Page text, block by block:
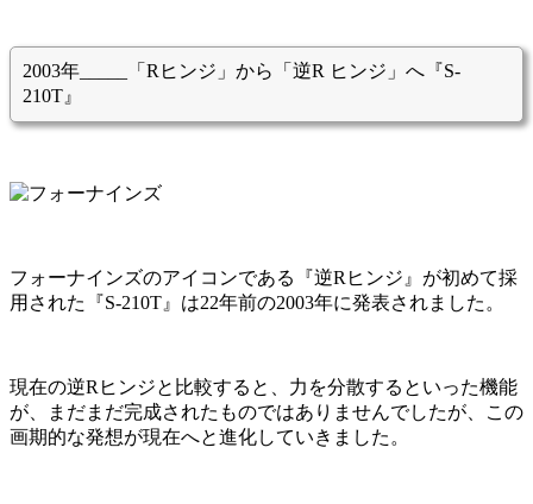
2003年_____「Rヒンジ」から「逆R ヒンジ」へ『S-
210T』
フォーナインズのアイコンである『逆Rヒンジ』が初めて採
用された『S-210T』は22年前の2003年に発表されました。
現在の逆Rヒンジと比較すると、力を分散するといった機能
が、まだまだ完成されたものではありませんでしたが、この
画期的な発想が現在へと進化していきました。